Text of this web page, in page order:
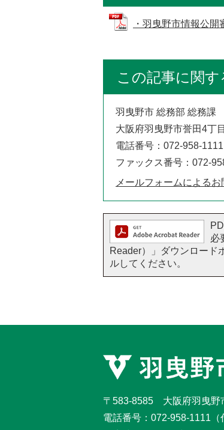
・羽曳野市情報公
この記事に関
羽曳野市 総務部 総務課
大阪府羽曳野市誉田4丁
電話番号：072-958-1111
ファックス番号：072-
メールフォームによる
必
Reader）」ダウンロード
ルしてください。
〒583-8585 大阪府羽曳野
電話番号： 072-958-1111